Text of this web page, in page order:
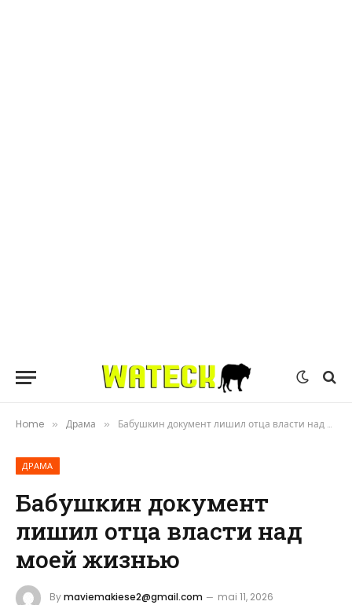
Home » Драма » Бабушкин документ лишил отца власти над моей жизнью
ДРАМА
Бабушкин документ
лишил отца власти над
моей жизнью
Bymaviemakiese2@gmail.com
mai 11, 2026